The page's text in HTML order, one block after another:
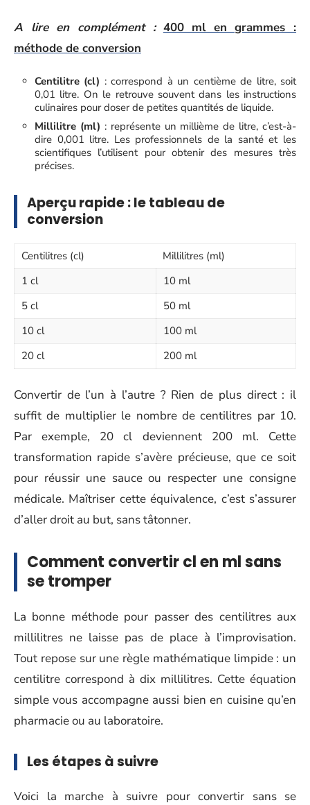
A lire en complément : 400 ml en grammes :
méthode de conversion
Centilitre (cl) : correspond à un centième de litre, soit
0,01 litre. On le retrouve souvent dans les instructions
culinaires pour doser de petites quantités de liquide.
Millilitre (ml) : représente un millième de litre, c’est-à-
dire 0,001 litre. Les professionnels de la santé et les
scientifiques l’utilisent pour obtenir des mesures très
précises.
Aperçu rapide : le tableau de
conversion
Centilitres (cl)
Millilitres (ml)
1 cl
10 ml
5 cl
50 ml
10 cl
100 ml
20 cl
200 ml
Convertir de l’un à l’autre ? Rien de plus direct : il
suffit de multiplier le nombre de centilitres par 10.
Par exemple, 20 cl deviennent 200 ml. Cette
transformation rapide s’avère précieuse, que ce soit
pour réussir une sauce ou respecter une consigne
médicale. Maîtriser cette équivalence, c’est s’assurer
d’aller droit au but, sans tâtonner.
Comment convertir cl en ml sans
se tromper
La bonne méthode pour passer des centilitres aux
millilitres ne laisse pas de place à l’improvisation.
Tout repose sur une règle mathématique limpide : un
centilitre correspond à dix millilitres. Cette équation
simple vous accompagne aussi bien en cuisine qu’en
pharmacie ou au laboratoire.
Les étapes à suivre
Voici la marche à suivre pour convertir sans se